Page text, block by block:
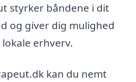
styrker båndene i dit
og giver dig mulighed
erhverv.
kan du nemt